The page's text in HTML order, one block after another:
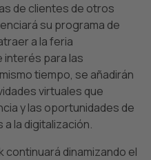
de clientes de otros
su programa de
a la feria
para las
tiempo, se añadirán
virtuales que
y las oportunidades de
la digitalización.
continuará dinamizando el